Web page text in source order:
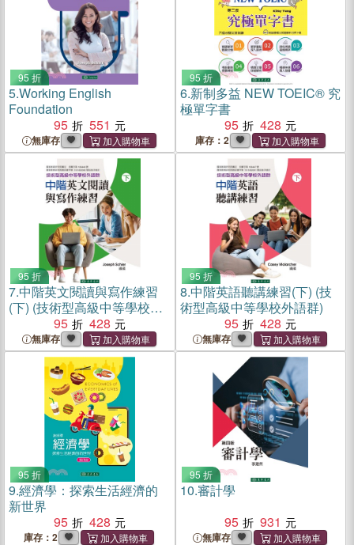
95 折
5.Working English
Foundation
95
551
無庫存
95 折
6.新制多益 NEW TOEIC® 究
極單字書
95
428
庫存：2
95 折
7.中階英文閱讀與寫作練習
(下) (技術型高級中等學校外
95 428
無庫存
95 折
8.中階英語聽講練習(下) (技
術型高級中等學校外語群)
95
428
無庫存
95 折
9.經濟學：探索生活經濟的
新世界
95
428
庫存：2
95 折
10.審計學
95
931
無庫存